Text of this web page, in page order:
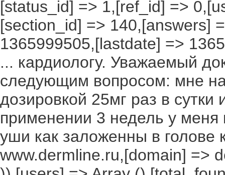
[status_id] => 1,[ref_id] =>
[section_id] => 140,[answers]
1365999505,[lastdate] =>
... кардиологу. Уважаемый
следующим вопросом: мне
дозировкой 25мг раз в сутки
применении 3 недель у меня
уши как заложенны в голове
www.dermline.ru,[domain] =>